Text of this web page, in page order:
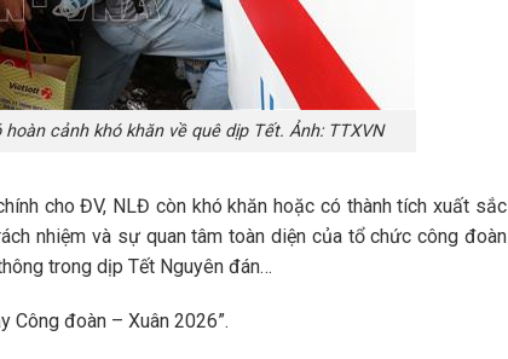
cảnh khó khăn về quê dịp Tết. Ảnh: TTXVN
cho ĐV, NLĐ còn khó khăn hoặc có thành tích xuất sắc
nhiệm và sự quan tâm toàn diện của tổ chức công đoàn
trong dịp Tết Nguyên đán…
Công đoàn – Xuân 2026”.